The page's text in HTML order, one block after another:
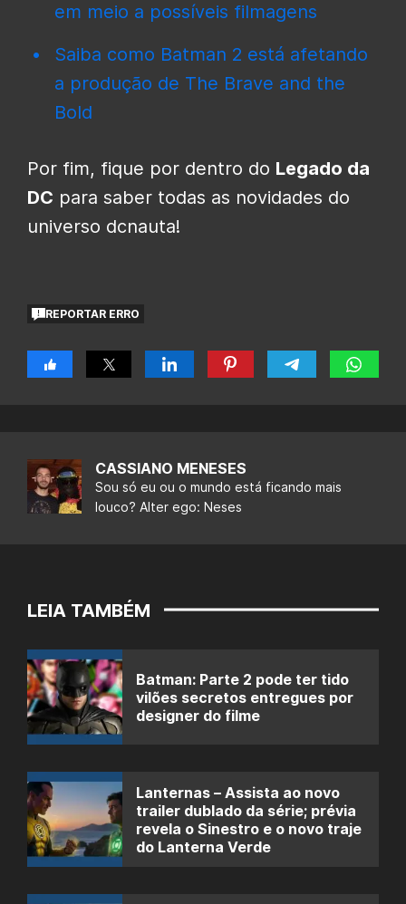
em meio a possíveis filmagens
Saiba como Batman 2 está afetando
a produção de The Brave and the
Bold
Por fim, fique por dentro do Legado da
DC para saber todas as novidades do
universo dcnauta!
REPORTAR ERRO
CASSIANO MENESES
Sou só eu ou o mundo está ficando mais
louco? Alter ego: Neses
LEIA TAMBÉM
Batman: Parte 2 pode ter tido
vilões secretos entregues por
designer do filme
Lanternas – Assista ao novo
trailer dublado da série; prévia
revela o Sinestro e o novo traje
do Lanterna Verde